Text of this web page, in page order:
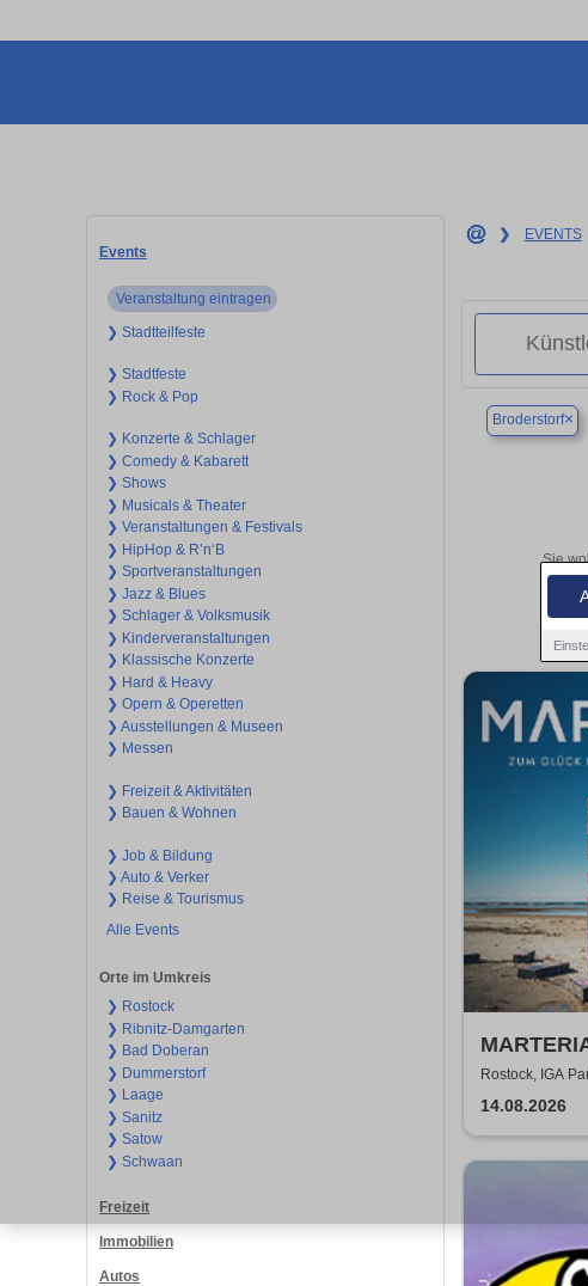
Events
Veranstaltung eintragen
❯ Stadtteilfeste
❯ Stadtfeste
❯ Rock & Pop
❯ Konzerte & Schlager
❯ Comedy & Kabarett
❯ Shows
❯ Musicals & Theater
❯ Veranstaltungen & Festivals
❯ HipHop & R’n‘B
❯ Sportveranstaltungen
❯ Jazz & Blues
❯ Schlager & Volksmusik
❯ Kinderveranstaltungen
❯ Klassische Konzerte
❯ Hard & Heavy
❯ Opern & Operetten
❯ Ausstellungen & Museen
❯ Messen
❯ Freizeit & Aktivitäten
❯ Bauen & Wohnen
❯ Job & Bildung
❯ Auto & Verker
❯ Reise & Tourismus
Alle Events
Orte im Umkreis
❯ Rostock
❯ Ribnitz-Damgarten
❯ Bad Doberan
❯ Dummerstorf
❯ Laage
❯ Sanitz
❯ Satow
❯ Schwaan
Freizeit
Immobilien
Autos
❯ EVENTS
Broderstorf×
Sie
DIE
Rostock, IGA
14.08.2026